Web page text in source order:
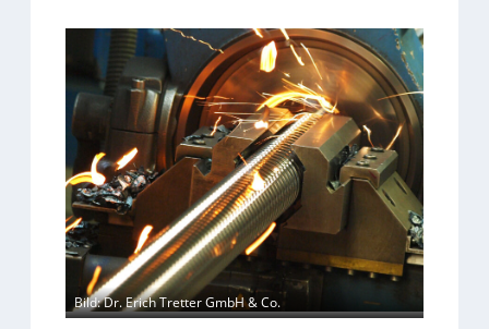
Bild: Dr. Erich Tretter GmbH & Co.